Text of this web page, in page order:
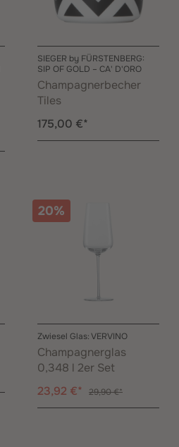
SIEGER by FÜRSTENBERG:
SIP OF GOLD – CA' D'ORO
Champagnerbecher
Tiles
175,00 €*
20%
Zwiesel Glas: VERVINO
Champagnerglas
0,348 l 2er Set
23,92 €*
29,90 €*